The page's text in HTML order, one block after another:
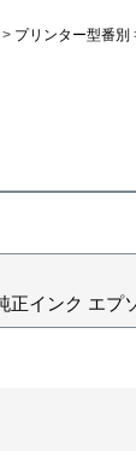
プリンター型番別
正インク エプ